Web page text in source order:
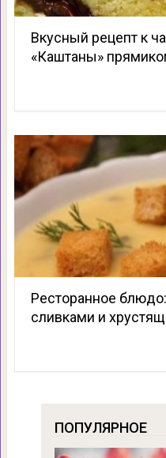
Вкусный рецепт к
«Каштаны»
Ресторанное
сливками и
ПОПУЛЯРНОЕ